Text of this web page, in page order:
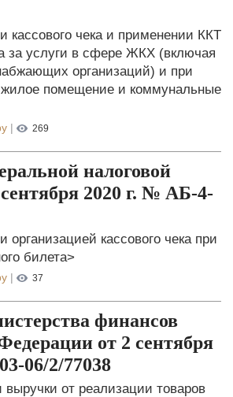
чека и применении ККТ
за услуги в сфере ЖКХ (включая
организаций) и при
помещение и коммунальные
| 269
налоговой
2020 г. № АБ-4-
кассового чека при
билета>
| 37
финансов
от 2 сентября
06/2/77038
от реализации товаров